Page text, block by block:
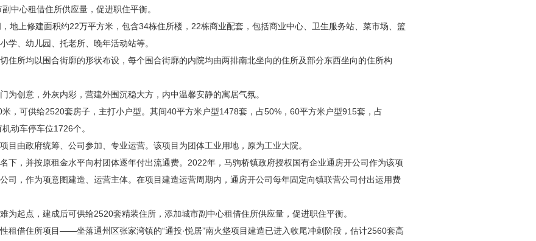
心租借住所供应量，促进职住平衡。
上修建面积约22万平方米，包含34栋住所楼，22栋商业配套，包括商业中心、卫生服务站、菜市场、篮
学、幼儿园、托老所、晚年活动站等。
所均以围合街廓的形状布设，每个围合街廓的内院均由两排南北坐向的住所及部分东西坐向的住所构
创意，外灰内彩，营建外围沉稳大方，内中温馨安静的寓居气氛。
可供给2520套房子，主打小户型。其间40平方米户型1478套，占50%，60平方米户型915套，占
动车停车位1726个。
由政府统筹、公司参加、专业运营。该项目为团体工业用地，原为工业大院。
，并按原租金水平向村团体逐年付出流通费。2022年，马驹桥镇政府授权国有企业通房开公司作为该项
司，作为项意图建造、运营主体。在项目建造运营周期内，通房开公司每年固定向镇联营公司付出运用费
起点，建成后可供给2520套精装住所，添加城市副中心租借住所供应量，促进职住平衡。
借住所项目——坐落通州区张家湾镇的“通投·悦居”南火垡项目建造已进入收尾冲刺阶段，估计2560套高